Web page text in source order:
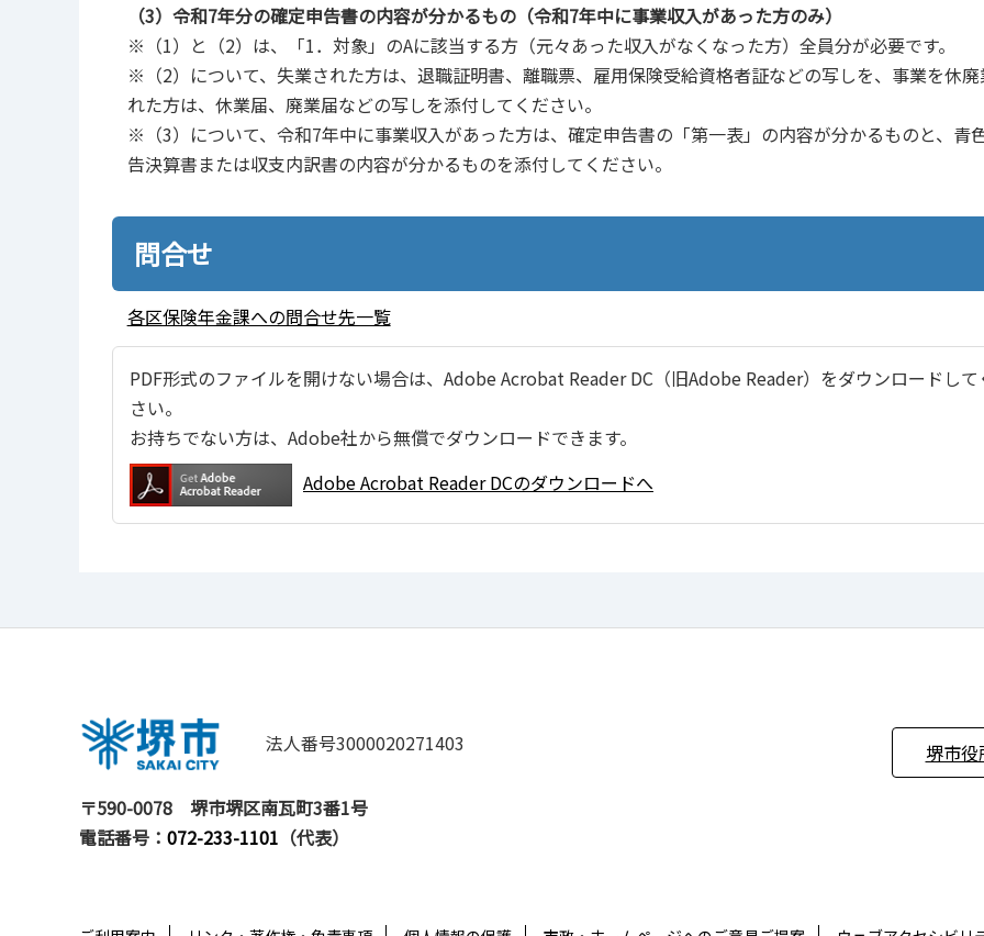
（3）令和7年分の確定申告書の内容が分かるもの（令和7年中に事業収入があった方のみ）
※（1）と（2）は、「1．対象」のAに該当する方（元々あった収入がなくなった方）全員分が必要です。
※（2）について、失業された方は、退職証明書、離職票、雇用保険受給資格者証などの写しを、事業を休廃
れた方は、休業届、廃業届などの写しを添付してください。
※（3）について、令和7年中に事業収入があった方は、確定申告書の「第一表」の内容が分かるものと、青
告決算書または収支内訳書の内容が分かるものを添付してください。
問合せ
各区保険年金課への問合せ先一覧
PDF形式のファイルを開けない場合は、Adobe Acrobat Reader DC（旧Adobe Reader）をダウンロードして
さい。
お持ちでない方は、Adobe社から無償でダウンロードできます。
Adobe Acrobat Reader DCのダウンロードへ
法人番号3000020271403
〒590-0078
堺市堺区南瓦町3番1号
電話番号： 072-233-1101 （代表）
堺市役